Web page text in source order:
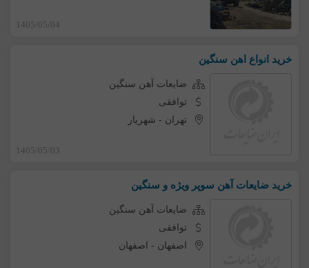
1405/05/04
خرید انواع اهن سنگین
ضایعات آهن سنگین
توافقی
تهران - شهریار
1405/05/03
خرید ضایعات آهن سوپر ویژه و سنگین
ضایعات آهن سنگین
توافقی
اصفهان - اصفهان